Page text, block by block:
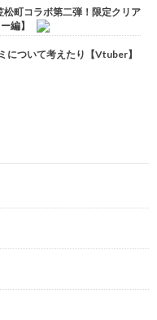
松町コラボ第二弾！限定クリア
編】
について考えたり【Vtuber】